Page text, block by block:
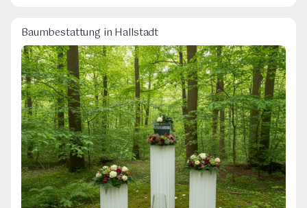
Baumbestattung in Hallstadt